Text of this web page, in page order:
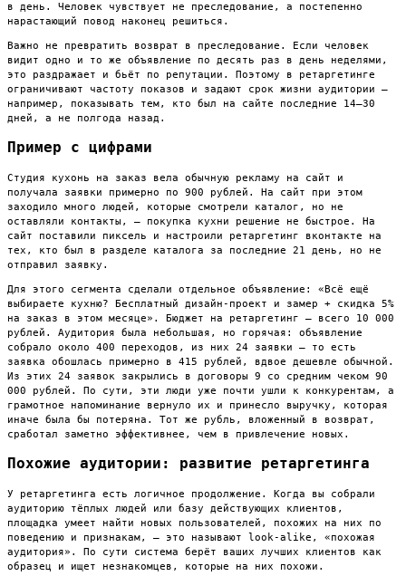
в день. Человек чувствует не преследование, а постепенно
нарастающий повод наконец решиться.
Важно не превратить возврат в преследование. Если человек
видит одно и то же объявление по десять раз в день неделями,
это раздражает и бьёт по репутации. Поэтому в ретаргетинге
ограничивают частоту показов и задают срок жизни аудитории —
например, показывать тем, кто был на сайте последние 14–30
дней, а не полгода назад.
Пример с цифрами
Студия кухонь на заказ вела обычную рекламу на сайт и
получала заявки примерно по 900 рублей. На сайт при этом
заходило много людей, которые смотрели каталог, но не
оставляли контакты, — покупка кухни решение не быстрое. На
сайт поставили пиксель и настроили ретаргетинг вконтакте на
тех, кто был в разделе каталога за последние 21 день, но не
отправил заявку.
Для этого сегмента сделали отдельное объявление: «Всё ещё
выбираете кухню? Бесплатный дизайн-проект и замер + скидка 5%
на заказ в этом месяце». Бюджет на ретаргетинг — всего 10 000
рублей. Аудитория была небольшая, но горячая: объявление
собрало около 400 переходов, из них 24 заявки — то есть
заявка обошлась примерно в 415 рублей, вдвое дешевле обычной.
Из этих 24 заявок закрылись в договоры 9 со средним чеком 90
000 рублей. По сути, эти люди уже почти ушли к конкурентам, а
грамотное напоминание вернуло их и принесло выручку, которая
иначе была бы потеряна. Тот же рубль, вложенный в возврат,
сработал заметно эффективнее, чем в привлечение новых.
Похожие аудитории: развитие ретаргетинга
У ретаргетинга есть логичное продолжение. Когда вы собрали
аудиторию тёплых людей или базу действующих клиентов,
площадка умеет найти новых пользователей, похожих на них по
поведению и признакам, — это называют look-alike, «похожая
аудитория». По сути система берёт ваших лучших клиентов как
образец и ищет незнакомцев, которые на них похожи.